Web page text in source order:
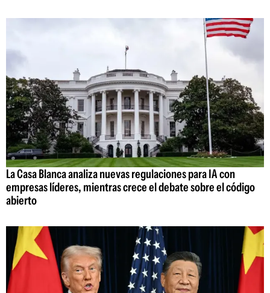
La Casa Blanca analiza nuevas regulaciones para IA con
empresas líderes, mientras crece el debate sobre el código
abierto